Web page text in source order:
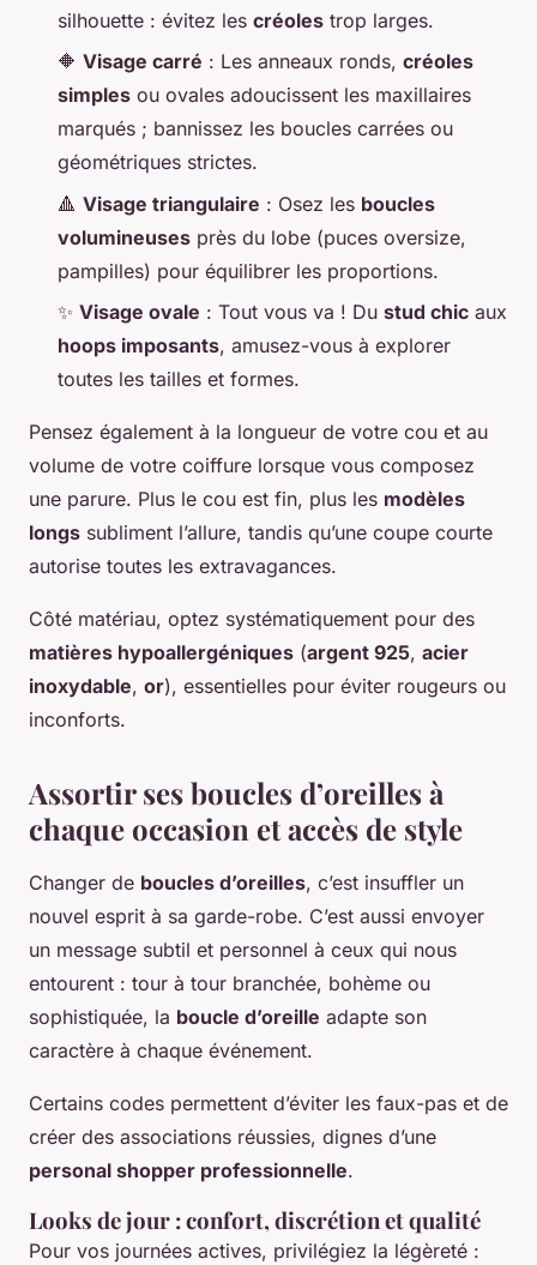
silhouette : évitez les créoles trop larges.
🔶 Visage carré : Les anneaux ronds, créoles
simples ou ovales adoucissent les maxillaires
marqués ; bannissez les boucles carrées ou
géométriques strictes.
🔺 Visage triangulaire : Osez les boucles
volumineuses près du lobe (puces oversize,
pampilles) pour équilibrer les proportions.
✨ Visage ovale : Tout vous va ! Du stud chic aux
hoops imposants, amusez-vous à explorer
toutes les tailles et formes.
Pensez également à la longueur de votre cou et au
volume de votre coiffure lorsque vous composez
une parure. Plus le cou est fin, plus les modèles
longs subliment l’allure, tandis qu’une coupe courte
autorise toutes les extravagances.
Côté matériau, optez systématiquement pour des
matières hypoallergéniques (argent 925, acier
inoxydable, or), essentielles pour éviter rougeurs ou
inconforts.
Assortir ses boucles d’oreilles à
chaque occasion et accès de style
Changer de boucles d’oreilles, c’est insuffler un
nouvel esprit à sa garde-robe. C’est aussi envoyer
un message subtil et personnel à ceux qui nous
entourent : tour à tour branchée, bohème ou
sophistiquée, la boucle d’oreille adapte son
caractère à chaque événement.
Certains codes permettent d’éviter les faux-pas et de
créer des associations réussies, dignes d’une
personal shopper professionnelle.
Looks de jour : confort, discrétion et qualité
Pour vos journées actives, privilégiez la légèreté :